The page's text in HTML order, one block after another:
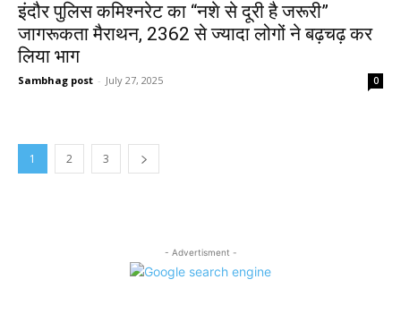
इंदौर पुलिस कमिश्नरेट का “नशे से दूरी है जरूरी”
जागरूकता मैराथन, 2362 से ज्यादा लोगों ने बढ़चढ़ कर
लिया भाग
Sambhag post - July 27, 2025 0
1 2 3
- Advertisment -